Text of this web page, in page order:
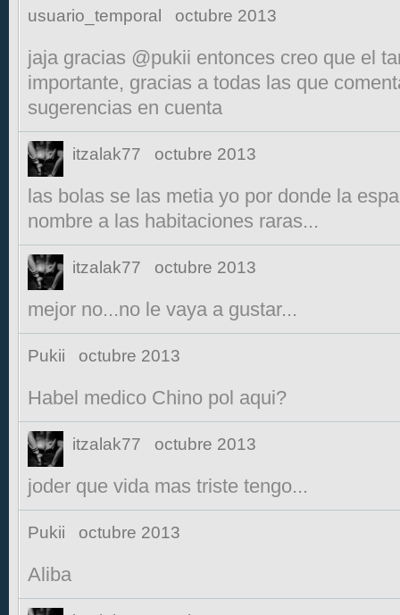
usuario_temporal octubre 2013
jaja gracias @pukii entonces creo que el
importante, gracias a todas las que
sugerencias en cuenta
itzalak77 octubre 2013
las bolas se las metia yo por donde la
nombre a las habitaciones raras...
itzalak77 octubre 2013
mejor no...no le vaya a gustar...
Pukii octubre 2013
Habel medico Chino pol aqui?
itzalak77 octubre 2013
joder que vida mas triste tengo...
Pukii octubre 2013
Aliba